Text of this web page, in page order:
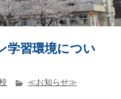
学習環境につい
≪お知らせ≫